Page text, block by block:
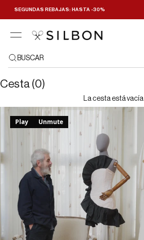
SEGUNDAS REBAJAS: HASTA -30%
BUSCAR
Cesta (0)
La cesta está vacía
Play Unmute